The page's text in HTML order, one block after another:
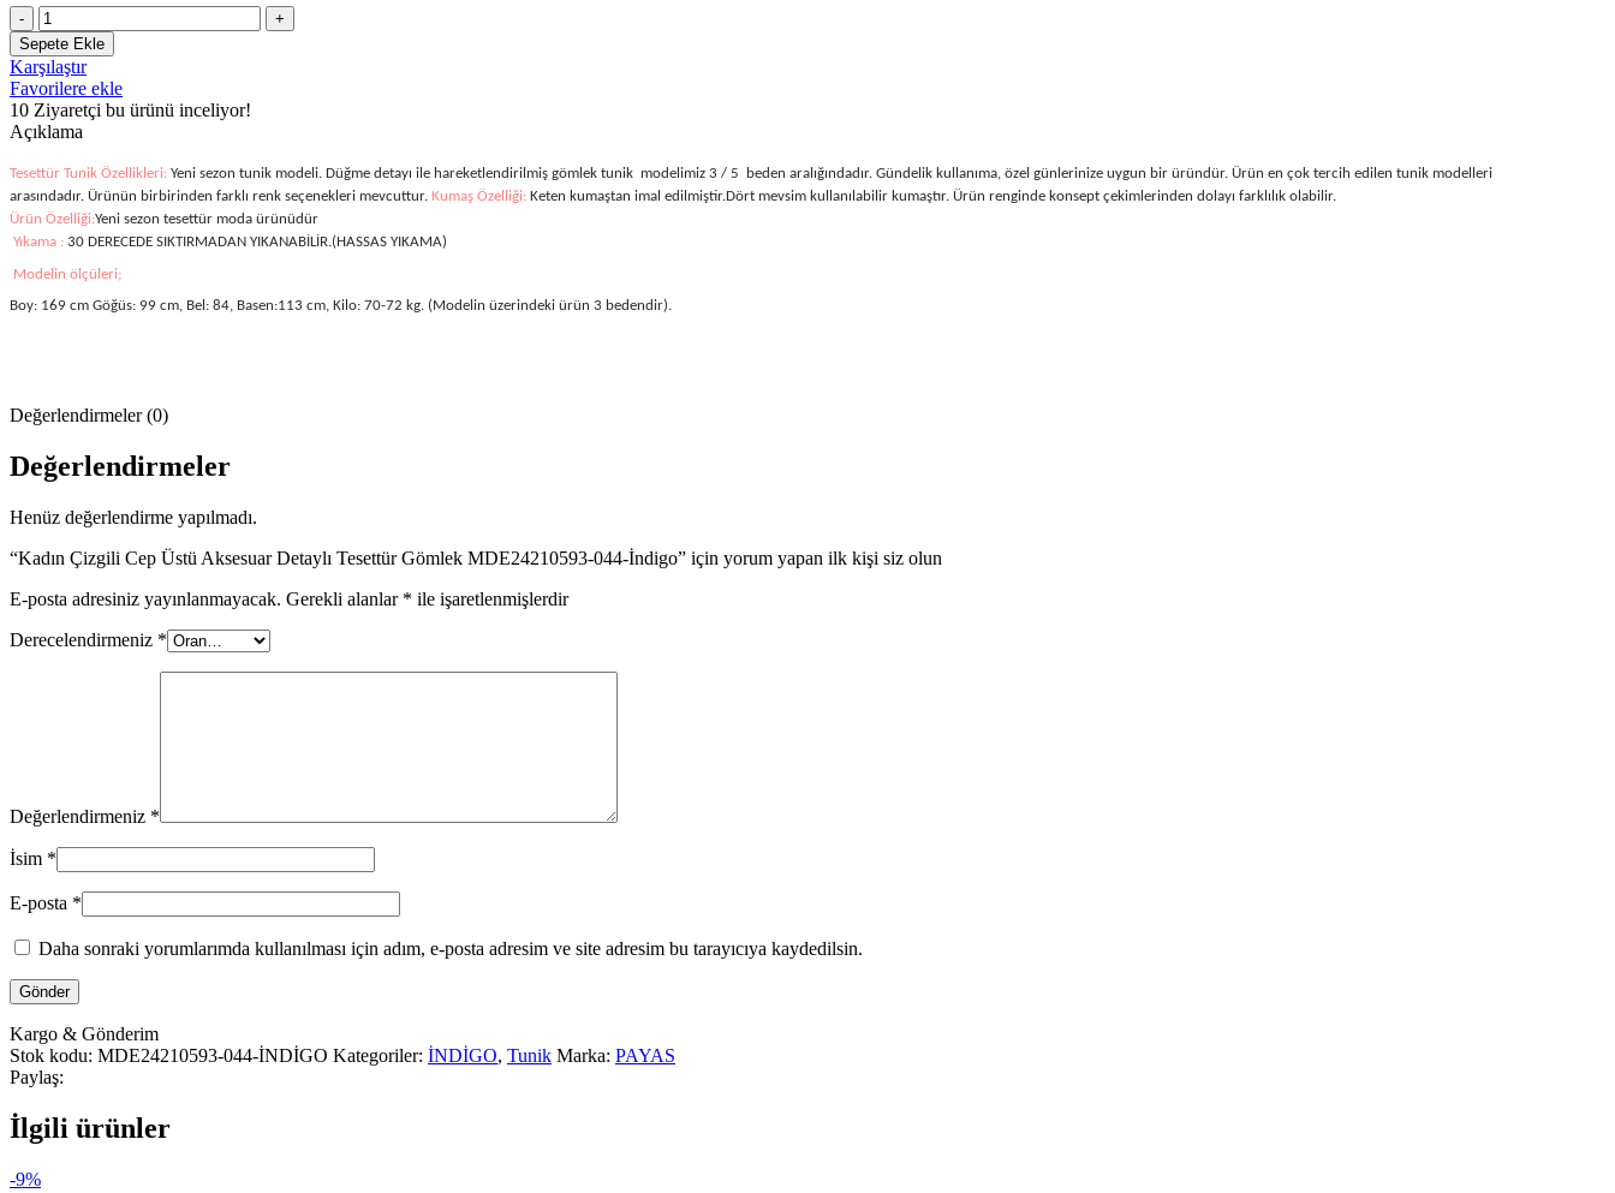
fiyat:
₺648.00.
Kadın
Çizgili
Cep
Üstü
Aksesuar
Detaylı
Tesettür
Gömlek
MDE24210593-
044-
İndigo
adet
Sepete Ekle
Karşılaştır
Favorilere ekle
10 Ziyaretçi bu ürünü inceliyor!
Açıklama
Tesettür Tunik Özellikleri: Yeni sezon tunik modeli. Düğme detayı ile hareketlendirilmiş gömlek tunik modelimiz 3 / 5 beden aralığındadır. Gündelik kullanıma, özel günlerinize uygun bir üründür. Ürün en çok tercih edilen tunik modelleri
arasındadır. Ürünün birbirinden farklı renk seçenekleri mevcuttur. Kumaş Özelliği: Keten kumaştan imal edilmiştir.Dört mevsim kullanılabilir kumaştır. Ürün renginde konsept çekimlerinden dolayı farklılık olabilir.
Ürün Özelliği:Yeni sezon tesettür moda ürünüdür
Yıkama : 30 DERECEDE SIKTIRMADAN YIKANABİLİR.(HASSAS YIKAMA)
Modelin ölçüleri;
Boy: 169 cm Göğüs: 99 cm, Bel: 84, Basen:113 cm, Kilo: 70-72 kg. (Modelin üzerindeki ürün 3 bedendir).
Değerlendirmeler (0)
Değerlendirmeler
Henüz değerlendirme yapılmadı.
“Kadın Çizgili Cep Üstü Aksesuar Detaylı Tesettür Gömlek MDE24210593-044-İndigo” için yorum yapan ilk kişi siz olun
E-posta adresiniz yayınlanmayacak. Gerekli alanlar * ile işaretlenmişlerdir
Derecelendirmeniz *
Değerlendirmeniz *
İsim *
E-posta *
Daha sonraki yorumlarımda kullanılması için adım, e-posta adresim ve site adresim bu tarayıcıya kaydedilsin.
Kargo & Gönderim
Stok kodu: MDE24210593-044-İNDİGO Kategoriler: İNDİGO, Tunik Marka: PAYAS
Paylaş:
İlgili ürünler
-9%